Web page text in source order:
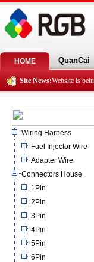
HOME QuanCai
Site News:Website is
Wiring Harness
Fuel Injector Wire
Adapter Wire
Connectors House
1Pin
2Pin
3Pin
4Pin
5Pin
6Pin